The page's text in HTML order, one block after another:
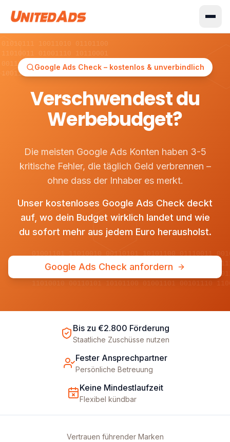
10011010 01101100
01001110 10110001
11010010 00110101
01101100 10110100
01001101 11010010 00110101 10101100 01110011
10110100 01011001 11100110 00011011 10100101
00101011 10010110 01101001 11011100 01001110
Google Ads Check – kostenlos & unverbindlich
Verschwendest du
Werbebudget?
Die meisten Google Ads Konten haben 3-5
kritische Fehler, die täglich Geld verbrennen –
ohne dass der Inhaber es merkt.
Unser kostenloses Google Ads Check deckt
auf, wo dein Budget wirklich landet und wie
du sofort mehr aus jedem Euro herausholst.
Google Ads Check anfordern
Bis zu €2.800 Förderung
Staatliche Zuschüsse nutzen
Fester Ansprechpartner
Persönliche Betreuung
Keine Mindestlaufzeit
Flexibel kündbar
Vertrauen führender Marken